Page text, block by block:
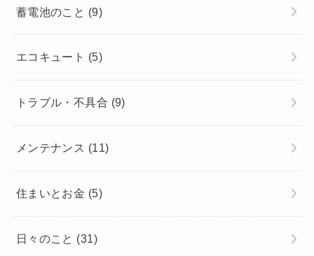
蓄電池のこと (9)
エコキュート (5)
トラブル・不具合 (9)
メンテナンス (11)
住まいとお金 (5)
日々のこと (31)